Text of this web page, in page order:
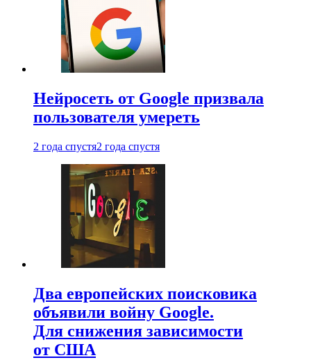
Нейросеть от Google призвала
пользователя умереть
2 года спустя2 года спустя
Два европейских поисковика
объявили войну Google.
Для снижения зависимости
от США